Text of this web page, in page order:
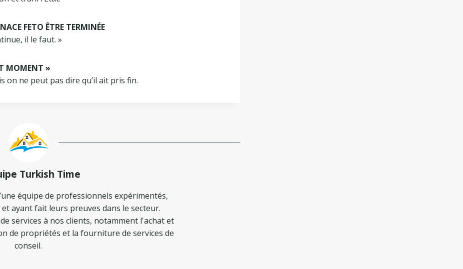
FETO ÊTRE TERMINÉE
il le faut. »
MOMENT »
on ne peut pas dire qu’il ait pris fin.
Turkish Time
équipe de professionnels expérimentés,
ayant fait leurs preuves dans le secteur.
services à nos clients, notamment l'achat et
de propriétés et la fourniture de services de
conseil.